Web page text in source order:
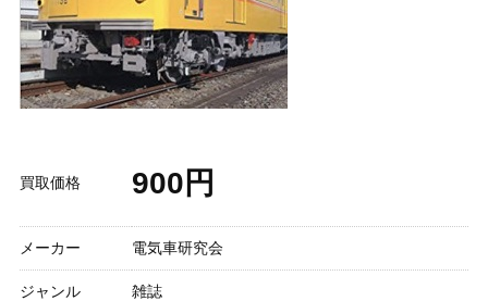
買取価格 900円
メーカー 電気車研究会
ジャンル 雑誌